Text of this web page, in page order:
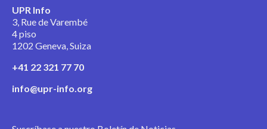
UPR Info
3, Rue de Varembé
4 piso
1202 Geneva, Suiza
+41 22 321 77 70
info@upr-info.org